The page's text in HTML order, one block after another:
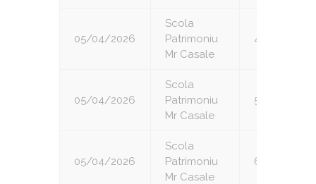
05/04/2026
Scola
Patrimoniu
Mr Casale
4
05/04/2026
Scola
Patrimoniu
Mr Casale
5
05/04/2026
Scola
Patrimoniu
Mr Casale
6